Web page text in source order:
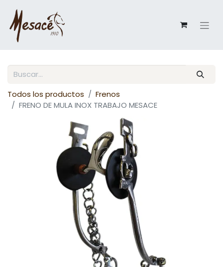
Todos los productos
Frenos
FRENO DE MULA INOX TRABAJO MESACE